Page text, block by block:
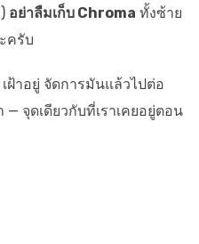
อย่าลืมเก็บ Chroma ทั้งซ้าย
ครับ
เฝ้าอยู่ จัดการมันแล้วไปต่อ
จุดเดียวกับที่เราเคยอยู่ตอน